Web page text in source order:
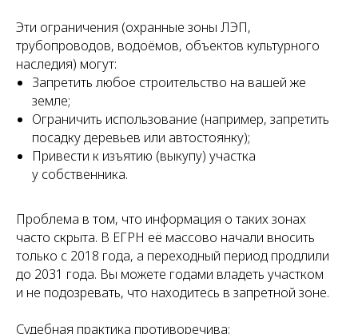
Эти ограничения (охранные зоны ЛЭП,
трубопроводов, водоёмов, объектов культурного
наследия) могут:
Запретить любое строительство на вашей же
земле;
Ограничить использование (например, запретить
посадку деревьев или автостоянку);
Привести к изъятию (выкупу) участка
у собственника.
Проблема в том, что информация о таких зонах
часто скрыта. В ЕГРН её массово начали вносить
только с 2018 года, а переходный период продлили
до 2031 года. Вы можете годами владеть участком
и не подозревать, что находитесь в запретной зоне.
Судебная практика противоречива: